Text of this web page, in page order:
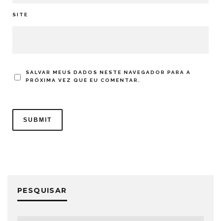
SITE
SALVAR MEUS DADOS NESTE NAVEGADOR PARA A
PRÓXIMA VEZ QUE EU COMENTAR.
PESQUISAR